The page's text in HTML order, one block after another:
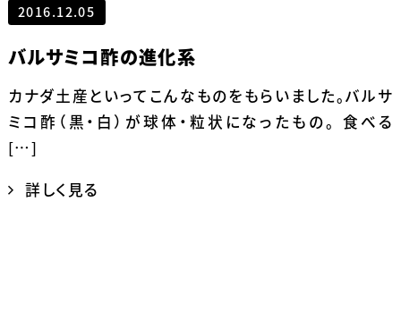
2016.12.05
バルサミコ酢の進化系
カナダ土産といってこんなものをもらいました。バルサ
ミコ酢（黒・白）が球体・粒状になったもの。 食べる
[…]
詳しく見る